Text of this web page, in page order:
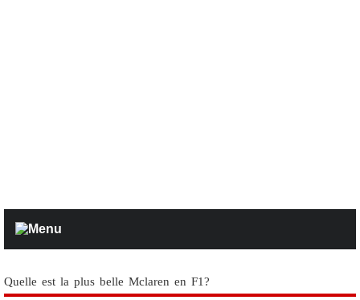
Quelle est la plus belle Mclaren en F1?